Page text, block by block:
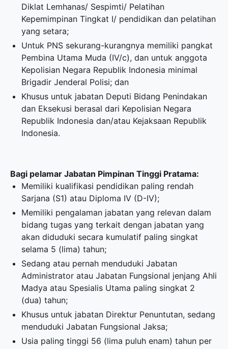
Diklat Lemhanas/ Sespimti/ Pelatihan
Kepemimpinan Tingkat I/ pendidikan dan pelatihan
yang setara;
Untuk PNS sekurang-kurangnya memiliki pangkat
Pembina Utama Muda (IV/c), dan untuk anggota
Kepolisian Negara Republik Indonesia minimal
Brigadir Jenderal Polisi; dan
Khusus untuk jabatan Deputi Bidang Penindakan
dan Eksekusi berasal dari Kepolisian Negara
Republik Indonesia dan/atau Kejaksaan Republik
Indonesia.
Bagi pelamar Jabatan Pimpinan Tinggi Pratama:
Memiliki kualifikasi pendidikan paling rendah
Sarjana (S1) atau Diploma IV (D-IV);
Memiliki pengalaman jabatan yang relevan dalam
bidang tugas yang terkait dengan jabatan yang
akan diduduki secara kumulatif paling singkat
selama 5 (lima) tahun;
Sedang atau pernah menduduki Jabatan
Administrator atau Jabatan Fungsional jenjang Ahli
Madya atau Spesialis Utama paling singkat 2
(dua) tahun;
Khusus untuk jabatan Direktur Penuntutan, sedang
menduduki Jabatan Fungsional Jaksa;
Usia paling tinggi 56 (lima puluh enam) tahun per